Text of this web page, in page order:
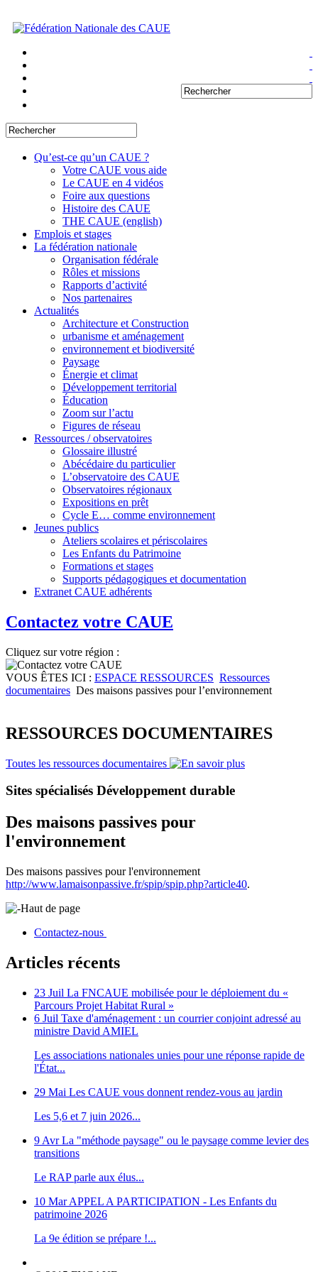
Qu’est-ce qu’un CAUE ?
Votre CAUE vous aide
Le CAUE en 4 vidéos
Foire aux questions
Histoire des CAUE
THE CAUE (english)
Emplois et stages
La fédération nationale
Organisation fédérale
Rôles et missions
Rapports d’activité
Nos partenaires
Actualités
Architecture et Construction
urbanisme et aménagement
environnement et biodiversité
Paysage
Énergie et climat
Développement territorial
Éducation
Zoom sur l’actu
Figures de réseau
Ressources / observatoires
Glossaire illustré
Abécédaire du particulier
L’observatoire des CAUE
Observatoires régionaux
Expositions en prêt
Cycle E… comme environnement
Jeunes publics
Ateliers scolaires et périscolaires
Les Enfants du Patrimoine
Formations et stages
Supports pédagogiques et documentation
Extranet CAUE adhérents
Contactez votre CAUE
Cliquez sur votre région :
VOUS ÊTES ICI : ESPACE RESSOURCES Ressources
documentaires Des maisons passives pour l’environnement
RESSOURCES DOCUMENTAIRES
Toutes les ressources documentaires
Sites spécialisés Développement durable
Des maisons passives pour
l'environnement
Des maisons passives pour l'environnement
http://www.lamaisonpassive.fr/spip/spip.php?article40.
Haut de page
Contactez-nous
Articles récents
23 Juil La FNCAUE mobilisée pour le déploiement du «
Parcours Projet Habitat Rural »
6 Juil Taxe d'aménagement : un courrier conjoint adressé au
ministre David AMIEL
Les associations nationales unies pour une réponse rapide de
l'État...
29 Mai Les CAUE vous donnent rendez-vous au jardin
Les 5,6 et 7 juin 2026...
9 Avr La "méthode paysage" ou le paysage comme levier des
transitions
Le RAP parle aux élus...
10 Mar APPEL A PARTICIPATION - Les Enfants du
patrimoine 2026
La 9e édition se prépare !...